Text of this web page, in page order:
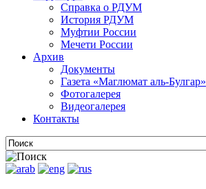
Справка о РДУМ
История РДУМ
Муфтии России
Мечети России
Архив
Документы
Газета «Маглюмат аль-Булгар»
Фотогалерея
Видеогалерея
Контакты